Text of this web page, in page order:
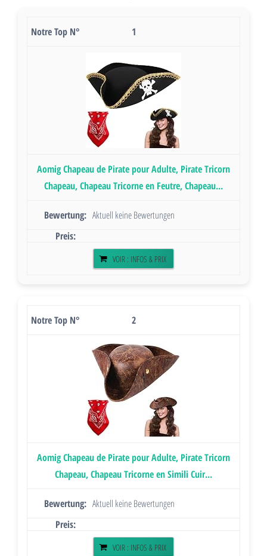
1
Aomig Chapeau de Pirate pour Adulte, Pirate Tricorn
Chapeau, Chapeau Tricorne en Feutre, Chapeau...
Aktuell keine Bewertungen
VOIR : INFOS & PRIX
2
Aomig Chapeau de Pirate pour Adulte, Pirate Tricorn
Chapeau, Chapeau Tricorne en Simili Cuir...
Aktuell keine Bewertungen
VOIR : INFOS & PRIX